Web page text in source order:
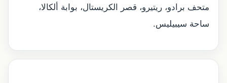
متحف برادو، ريتيرو، قصر الكريستال، بوابة ألكالا،
ساحة سيبيليس.